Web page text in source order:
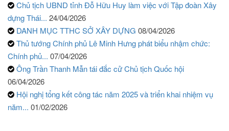
Chủ tịch UBND tỉnh Đỗ Hữu Huy làm việc với Tập đoàn Xây
dựng Thái... 24/04/2026
DANH MỤC TTHC SỞ XÂY DỰNG 08/04/2026
Thủ tướng Chính phủ Lê Minh Hưng phát biểu nhậm chức:
Chính phủ... 07/04/2026
Ông Trần Thanh Mẫn tái đắc cử Chủ tịch Quốc hội
06/04/2026
Hội nghị tổng kết công tác năm 2025 và triển khai nhiệm vụ
năm... 01/02/2026